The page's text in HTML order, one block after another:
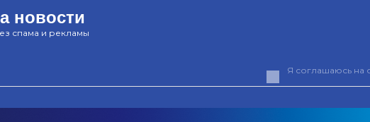
новости
спама и рекламы
Я соглашаюсь на